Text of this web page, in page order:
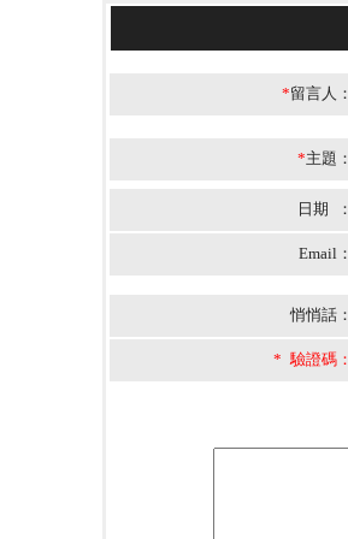
*留言人：
*主題：
日期 ：
Email：
悄悄話：
* 驗證碼：